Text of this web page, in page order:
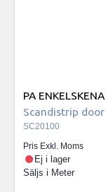
PA ENKELSKENA
Scandistrip door
SC20100
Pris Exkl. Moms
Ej i lager
Säljs i Meter